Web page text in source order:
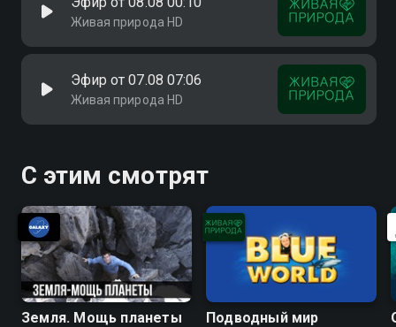
Живая природа HD
Эфир от 07.08 07:06
Живая природа HD
С этим смотрят
Земля. Мощь планеты Подводный мир